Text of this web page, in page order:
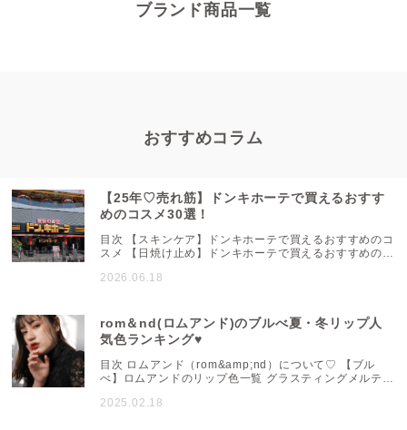
ブランド商品一覧
おすすめコラム
【25年♡売れ筋】ドンキホーテで買えるおすす
めのコスメ30選！
目次 【スキンケア】ドンキホーテで買えるおすすめのコ
スメ 【日焼け止め】ドンキホーテで買えるおすすめのコ
コスメ 【ベースメイク】ドンキホーテで買えるおすすめ
揃えが特徴のディスカウントストアです。取り扱ってい
るコスメの商品も多く、どれにしようか目移りしてしま
う...
2026.06.18
rom＆nd(ロムアンド)のブルべ夏・冬リップ人
気色ランキング♥
目次 ロムアンド（rom&amp;nd）について♡ 【ブル
べ】ロムアンドのリップ色一覧 グラスティングメルティ
ティントの【ブルべ】色一覧 デュイフルウォーターティ
2025.02.18